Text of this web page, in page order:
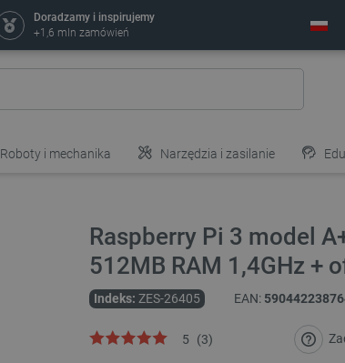
Doradzamy i inspirujemy
+1,6 mln zamówień
Roboty i mechanika Narzędzia i zasilanie
Raspberry Pi 3 model
512MB RAM 1,4GHz +
Indeks: ZES-26405 EAN:
5 (3)